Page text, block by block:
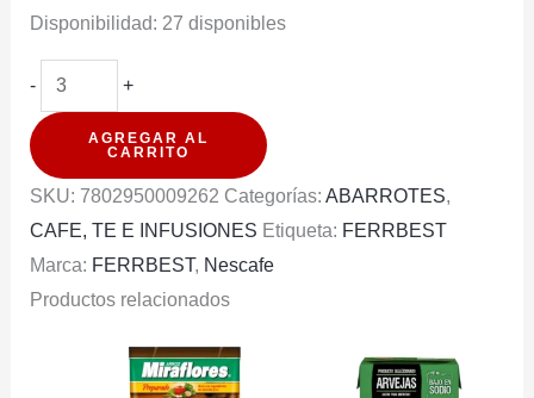
Disponibilidad: 27 disponibles
-
CAFE
NESCAFE
DOLCA
TARRO
+
AGREGAR AL
CARRITO
SKU: 7802950009262 Categorías: ABARROTES,
CAFE, TE E INFUSIONES Etiqueta: FERRBEST
Marca: FERRBEST, Nescafe
Productos relacionados